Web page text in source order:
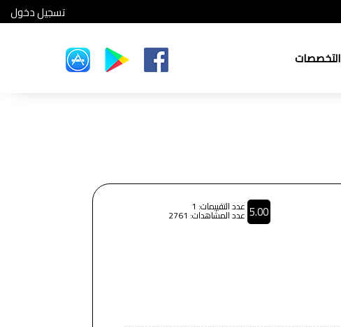
تسجيل دخول
التخصصات
5.00 عدد التقييمات: 1
عدد المشاهدات: 2761